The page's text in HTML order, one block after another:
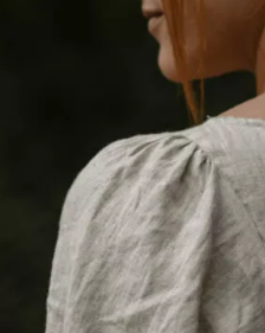
BACK TO OFFICE/SCHOOL
BIZBENDOVI
BIZKOLEGIJUM
BMW BIZNIS LIGA
BIZLIFE WEEK
IZJAVA GODINE
BACK TO OFFICE/SCHOOL
BMW BIZNIS LIGA
BIZLIFE WEEK
IZJAVA GODINE